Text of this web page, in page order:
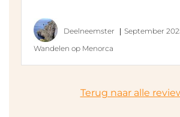
Deelneemster September
Wandelen op Menorca
Terug naar alle